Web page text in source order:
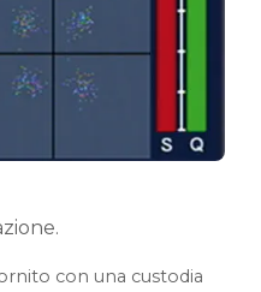
con una custodia